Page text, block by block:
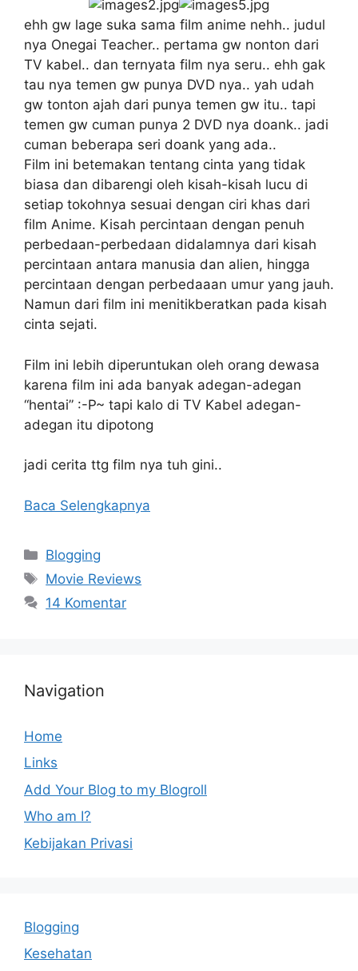
ehh gw lage suka sama film anime nehh.. judul
nya Onegai Teacher.. pertama gw nonton dari
TV kabel.. dan ternyata film nya seru.. ehh gak
tau nya temen gw punya DVD nya.. yah udah
gw tonton ajah dari punya temen gw itu.. tapi
temen gw cuman punya 2 DVD nya doank.. jadi
cuman beberapa seri doank yang ada..
Film ini betemakan tentang cinta yang tidak
biasa dan dibarengi oleh kisah-kisah lucu di
setiap tokohnya sesuai dengan ciri khas dari
film Anime. Kisah percintaan dengan penuh
perbedaan-perbedaan didalamnya dari kisah
percintaan antara manusia dan alien, hingga
percintaan dengan perbedaaan umur yang jauh.
Namun dari film ini menitikberatkan pada kisah
cinta sejati.
Film ini lebih diperuntukan oleh orang dewasa
karena film ini ada banyak adegan-adegan
“hentai” :-P~ tapi kalo di TV Kabel adegan-
adegan itu dipotong
jadi cerita ttg film nya tuh gini..
Baca Selengkapnya
Kategori
Blogging
Tag
Movie Reviews
14 Komentar
Navigation
Home
Links
Add Your Blog to my Blogroll
Who am I?
Kebijakan Privasi
Blogging
Kesehatan